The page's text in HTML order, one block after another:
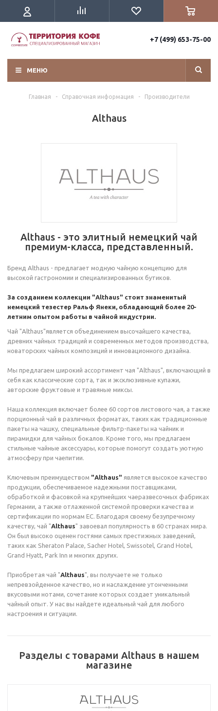
+7 (499) 653-75-00
МЕНЮ
Главная - Справочная информация - Производители
Althaus
Аlthaus - это элитный немецкий чай
премиум-класса, представленный.
Бренд Althaus - предлагает модную чайную концепцию для
высокой гастрономии и специализированных бутиков.
За созданием коллекции "Althaus" стоит знаменитый
немецкий тезестер Ральф Янеки, обладающий более 20-
летним опытом работы в чайной индустрии.
Чай "Althaus"является объединением высочайшего качества,
древних чайных традиций и современных методов производства,
новаторских чайных композиций и инновационного дизайна.
Мы предлагаем широкий ассортимент чая "Althaus", включающий в
себя как классические сорта, так и эксклюзивные купажи,
авторские фруктовые и травяные миксы.
Наша коллекция включает более 60 сортов листового чая, а также
порционный чай в различных форматах, таких как традиционные
пакеты на чашку, специальные фильтр-пакеты на чайник и
пирамидки для чайных бокалов. Кроме того, мы предлагаем
стильные чайные аксессуары, которые помогут создать уютную
атмосферу при чаепитии.
Ключевым преимуществом "Althaus" является высокое качество
продукции, обеспечиваемое надежными поставщиками,
обработкой и фасовкой на крупнейших чаеразвесочных фабриках
Германии, а также отлаженной системой проверки качества и
сертификации по нормам ЕС. Благодаря своему безупречному
качеству, чай "Althaus" завоевал популярность в 60 странах мира.
Он был высоко оценен гостями самых престижных заведений,
таких как Sheraton Palace, Sacher Hotel, Swissotel, Grand Hotel,
Grand Hyatt, Park Inn и многих других.
Приобретая чай "Althaus", вы получаете не только
непревзойденное качество, но и наслаждение утонченными
вкусовыми нотами, сочетание которых создает уникальный
чайный опыт. У нас вы найдете идеальный чай для любого
настроения и ситуации.
Разделы с товарами Althaus в нашем
магазине